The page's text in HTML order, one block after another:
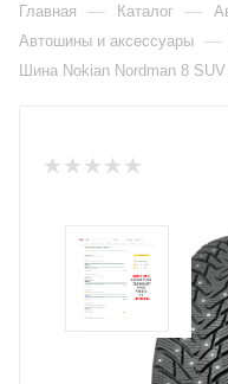
Главная — Каталог —
Автошины и аксессуары —
Шина Nokian Nordman 8